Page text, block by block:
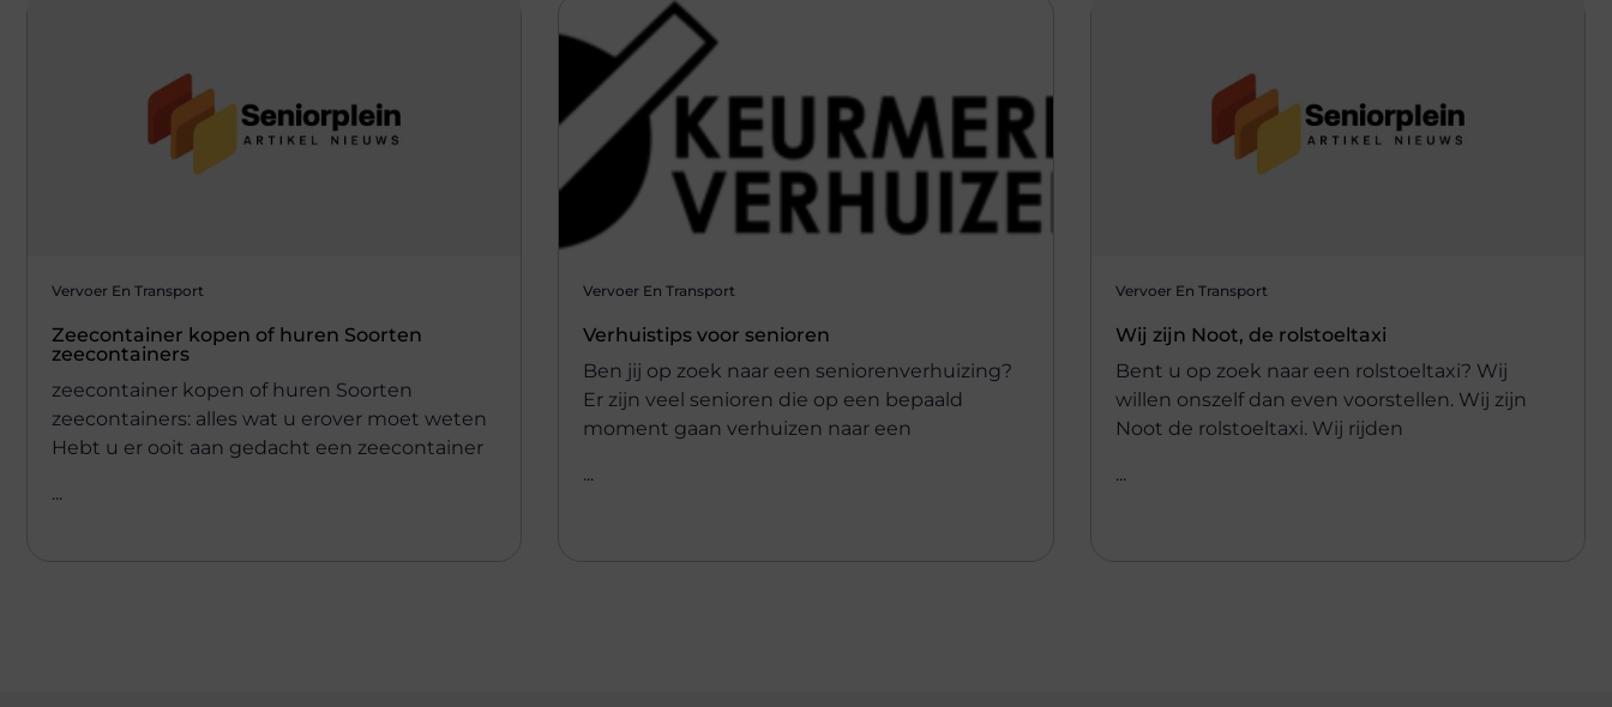
Vervoer En Transport
Zeecontainer kopen of huren Soorten
zeecontainers
zeecontainer kopen of huren Soorten
zeecontainers: alles wat u erover moet weten
Hebt u er ooit aan gedacht een zeecontainer
...
Vervoer En Transport
Verhuistips voor senioren
Ben jij op zoek naar een seniorenverhuizing?
Er zijn veel senioren die op een bepaald
moment gaan verhuizen naar een
...
Vervoer En Transport
Wij zijn Noot, de rolstoeltaxi
Bent u op zoek naar een rolstoeltaxi? Wij
willen onszelf dan even voorstellen. Wij zijn
Noot de rolstoeltaxi. Wij rijden
...